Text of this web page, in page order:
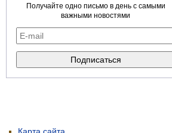
Получайте одно письмо в день с самыми
важными новостями
Карта сайта